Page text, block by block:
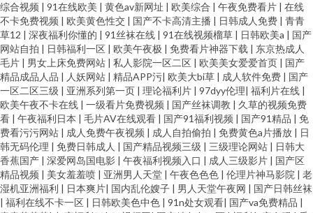
综合视频 | 91在线欧美 | 黄色av新网址 | 欧美综合 | 午夜免费看片 | 在线
不卡免费视频 | 欧美黄色性交 | 国产不卡高清主播 | 日韩成人免费 | 青青
草12 | 深夜福利你懂的 | 91丝袜在线 | 91在线视频榴草 | 日韩欧美a | 国产
网站自拍 | 日韩福利一区 | 欧美午夜极 | 免费看片神器下载 | 东京热成人
毛片 | 男女上床免费网站 | 私人影院一区二区 | 欧美美女爱爱首页 | 国产
精品成品人品 | 人妖网站 | 精品APP污| 欧美大bi草 | 成人软件免费 | 国产
一区二区三级 | 亚洲系列第一页 | 理论福利片 | 97dyy伦理| 福利片在线 |
欧美午夜不卡在线 | 一级看片免费视频 | 国产丝袜调教 | 久草的视频免费
看 | 午夜福利日本 | 毛片AV在线观看 | 国产91福利视频 | 国产91精品 | 免
费看污污网站 | 成人免费午夜视频 | 成人自拍偷拍 | 免费黄色a片播放 | 日
韩无码伦理 | 免费日韩成人 | 国产精品视频三级 | 三级理论网站 | 日韩大
香蕉国产 | 深爱网岛国电影 | 午夜福利视频入口 | 成人三级影片 | 国产区
精品视频 | 美女羞羞喷 | 亚洲男人天堂 | 午夜色色色 | 伦理片神马影院 | 老
湿机亚洲福利 | 日本爽片| 国内乱伦嫂子 | 男人天堂午夜网 | 国产日韩丝袜
| 福利在线不卡一区 | 日韩欧美色中色 | 91n处女观看| 国产va免费精品 |